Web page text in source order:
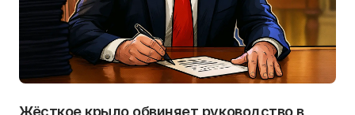
Жёсткое крыло обвиняет руководство в